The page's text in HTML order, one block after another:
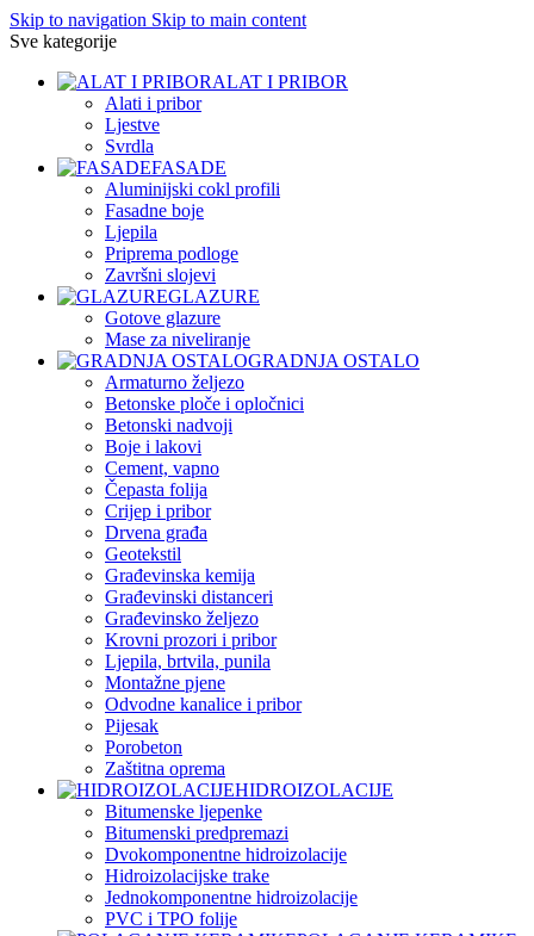
Skip to navigation Skip to main content
Sve kategorije
ALAT I PRIBOR
Alati i pribor
Ljestve
Svrdla
FASADE
Aluminijski cokl profili
Fasadne boje
Ljepila
Priprema podloge
Završni slojevi
GLAZURE
Gotove glazure
Mase za niveliranje
GRADNJA OSTALO
Armaturno željezo
Betonske ploče i opločnici
Betonski nadvoji
Boje i lakovi
Cement, vapno
Čepasta folija
Crijep i pribor
Drvena građa
Geotekstil
Građevinska kemija
Građevinski distanceri
Građevinsko željezo
Krovni prozori i pribor
Ljepila, brtvila, punila
Montažne pjene
Odvodne kanalice i pribor
Pijesak
Porobeton
Zaštitna oprema
HIDROIZOLACIJE
Bitumenske ljepenke
Bitumenski predpremazi
Dvokomponentne hidroizolacije
Hidroizolacijske trake
Jednokomponentne hidroizolacije
PVC i TPO folije